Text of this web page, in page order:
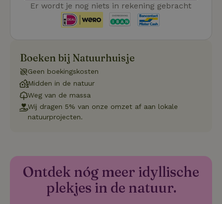
Er wordt je nog niets in rekening gebracht
Boeken bij Natuurhuisje
Geen boekingskosten
Midden in de natuur
Weg van de massa
Wij dragen 5% van onze omzet af aan lokale
natuurprojecten.
Ontdek nóg meer idyllische
plekjes in de natuur.
Functioneel Niet-geclassificeerd
Strikt noodzakelijk
Functioneel
Strikt noodzakelijke cookies maken de kernfunctionaliteiten
Aanbieder/
_tt_enable_cookie .natuurhuisje.nl
2 maanden
Deze